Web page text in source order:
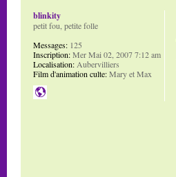
blinkity
petit fou, petite folle
Messages: 125
Inscription:Mer Mai 02, 2007 7:12 am
Localisation:Aubervilliers
Film d'animation culte:Mary et Max